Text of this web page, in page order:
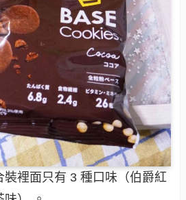
裝裡面只有 3 種口味（伯爵紅